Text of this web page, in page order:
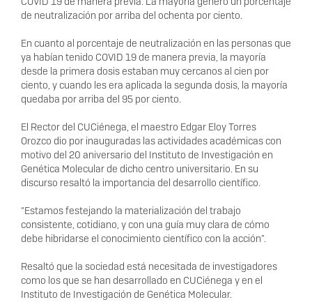
de neutralización por arriba del ochenta por ciento.
En cuanto al porcentaje de neutralización en las personas que
ya habían tenido COVID 19 de manera previa, la mayoría
desde la primera dosis estaban muy cercanos al cien por
ciento, y cuando les era aplicada la segunda dosis, la mayoría
quedaba por arriba del 95 por ciento.
El Rector del CUCiénega, el maestro Edgar Eloy Torres
Orozco dio por inauguradas las actividades académicas con
motivo del 20 aniversario del Instituto de Investigación en
Genética Molecular de dicho centro universitario. En su
discurso resaltó la importancia del desarrollo científico.
“Estamos festejando la materialización del trabajo
consistente, cotidiano, y con una guía muy clara de cómo
debe hibridarse el conocimiento científico con la acción”.
Resaltó que la sociedad está necesitada de investigadores
como los que se han desarrollado en CUCiénega y en el
Instituto de Investigación de Genética Molecular.